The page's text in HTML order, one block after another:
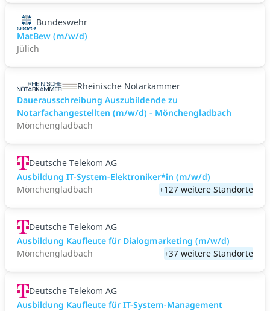
Bundeswehr
MatBew (m/w/d)
Jülich
Rheinische Notarkammer
Dauerausschreibung Auszubildende zu
Notarfachangestellten (m/w/d) - Mönchengladbach
Mönchengladbach
Deutsche Telekom AG
Ausbildung IT-System-Elektroniker*in (m/w/d)
Mönchengladbach
+127 weitere Standorte
Deutsche Telekom AG
Ausbildung Kaufleute für Dialogmarketing (m/w/d)
Mönchengladbach
+37 weitere Standorte
Deutsche Telekom AG
Ausbildung Kaufleute für IT-System-Management